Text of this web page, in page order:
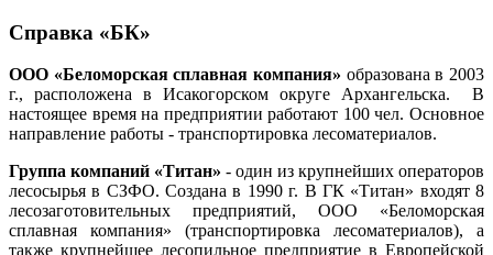
Справка «БК»
ООО «Беломорская сплавная компания» образована в 2003
г., расположена в Исакогорском округе Архангельска. В
настоящее время на предприятии работают 100 чел. Основное
направление работы - транспортировка лесоматериалов.
Группа компаний «Титан» - один из крупнейших операторов
лесосырья в СЗФО. Создана в 1990 г. В ГК «Титан» входят 8
лесозаготовительных предприятий, ООО «Беломорская
сплавная компания» (транспортировка лесоматериалов), а
также крупнейшее лесопильное предприятие в Европейской